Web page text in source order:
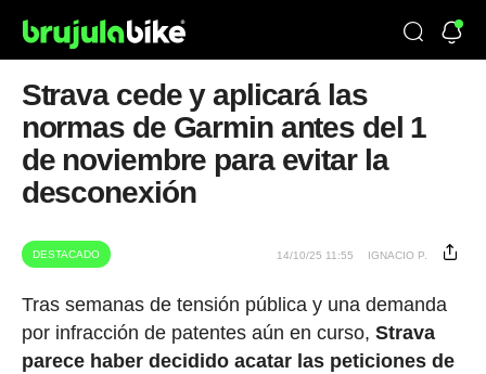
Strava cede y aplicará las
normas de Garmin antes del 1
de noviembre para evitar la
desconexión
DESTACADO 14/10/25 11:55 IGNACIO P.
Tras semanas de tensión pública y una demanda
por infracción de patentes aún en curso, Strava
parece haber decidido acatar las peticiones de